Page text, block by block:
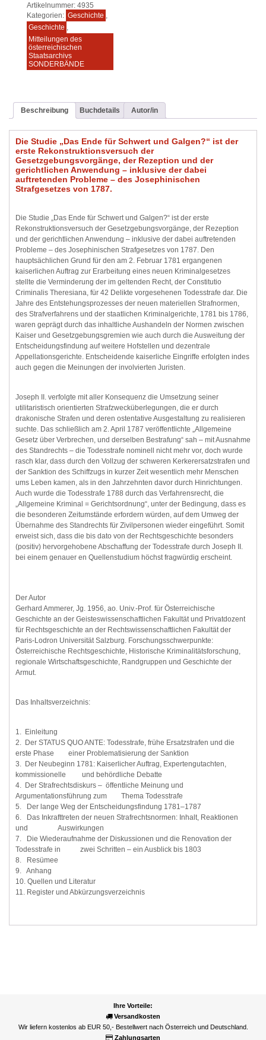
Artikelnummer: 4935
Kategorien: Geschichte
Geschichte
Mitteilungen des
österreichischen
Staatsarchivs
SONDERBÄNDE
Beschreibung Buchdetails Autor/in
Die Studie „Das Ende für Schwert und Galgen?“ ist der
erste Rekonstruktionsversuch der
Gesetzgebungsvorgänge, der Rezeption und der
gerichtlichen Anwendung – inklusive der dabei
auftretenden Probleme – des Josephinischen
Strafgesetzes von 1787.
Die Studie „Das Ende für Schwert und Galgen?“ ist der erste
Rekonstruktionsversuch der Gesetzgebungsvorgänge, der Rezeption
und der gerichtlichen Anwendung – inklusive der dabei auftretenden
Probleme – des Josephinischen Strafgesetzes von 1787. Den
hauptsächlichen Grund für den am 2. Februar 1781 ergangenen
kaiserlichen Auftrag zur Erarbeitung eines neuen Kriminalgesetzes
stellte die Verminderung der im geltenden Recht, der Constitutio
Criminalis Theresiana, für 42 Delikte vorgesehenen Todesstrafe dar. Die
Jahre des Entstehungsprozesses der neuen materiellen Strafnormen,
des Strafverfahrens und der staatlichen Kriminalgerichte, 1781 bis 1786,
waren geprägt durch das inhaltliche Aushandeln der Normen zwischen
Kaiser und Gesetzgebungsgremien wie auch durch die Ausweitung der
Entscheidungsfindung auf weitere Hofstellen und dezentrale
Appellationsgerichte. Entscheidende kaiserliche Eingriffe erfolgten indes
auch gegen die Meinungen der involvierten Juristen.
Joseph II. verfolgte mit aller Konsequenz die Umsetzung seiner
utilitaristisch orientierten Strafzwecküberlegungen, die er durch
drakonische Strafen und deren ostentative Ausgestaltung zu realisieren
suchte. Das schließlich am 2. April 1787 veröffentlichte „Allgemeine
Gesetz über Verbrechen, und derselben Bestrafung“ sah – mit Ausnahme
des Standrechts – die Todesstrafe nominell nicht mehr vor, doch wurde
rasch klar, dass durch den Vollzug der schweren Kerkerersatzstrafen und
der Sanktion des Schiffzugs in kurzer Zeit wesentlich mehr Menschen
ums Leben kamen, als in den Jahrzehnten davor durch Hinrichtungen.
Auch wurde die Todesstrafe 1788 durch das Verfahrensrecht, die
„Allgemeine Kriminal = Gerichtsordnung“, unter der Bedingung, dass es
die besonderen Zeitumstände erfordern würden, auf dem Umweg der
Übernahme des Standrechts für Zivilpersonen wieder eingeführt. Somit
erweist sich, dass die bis dato von der Rechtsgeschichte besonders
(positiv) hervorgehobene Abschaffung der Todesstrafe durch Joseph II.
bei einem genauer en Quellenstudium höchst fragwürdig erscheint.
Der Autor
Gerhard Ammerer, Jg. 1956, ao. Univ.-Prof. für Österreichische
Geschichte an der Geisteswissenschaftlichen Fakultät und Privatdozent
für Rechtsgeschichte an der Rechtswissenschaftlichen Fakultät der
Paris-Lodron Universität Salzburg. Forschungsschwerpunkte:
Österreichische Rechtsgeschichte, Historische Kriminalitätsforschung,
regionale Wirtschaftsgeschichte, Randgruppen und Geschichte der
Armut.
Das Inhaltsverzeichnis:
1. Einleitung
2. Der STATUS QUO ANTE: Todesstrafe, frühe Ersatzstrafen und die
erste Phase einer Problematisierung der Sanktion
3. Der Neubeginn 1781: Kaiserlicher Auftrag, Expertengutachten,
kommissionelle und behördliche Debatte
4. Der Strafrechtsdiskurs – öffentliche Meinung und
Argumentationsführung zum Thema Todesstrafe
5. Der lange Weg der Entscheidungsfindung 1781–1787
6. Das Inkrafttreten der neuen Strafrechtsnormen: Inhalt, Reaktionen
und Auswirkungen
7. Die Wiederaufnahme der Diskussionen und die Renovation der
Todesstrafe in zwei Schritten – ein Ausblick bis 1803
8. Resümee
9. Anhang
10. Quellen und Literatur
11. Register und Abkürzungsverzeichnis
Ihre Vorteile:
Versandkosten
Wir liefern kostenlos ab EUR 50,- Bestellwert nach Österreich und Deutschland.
Zahlungsarten